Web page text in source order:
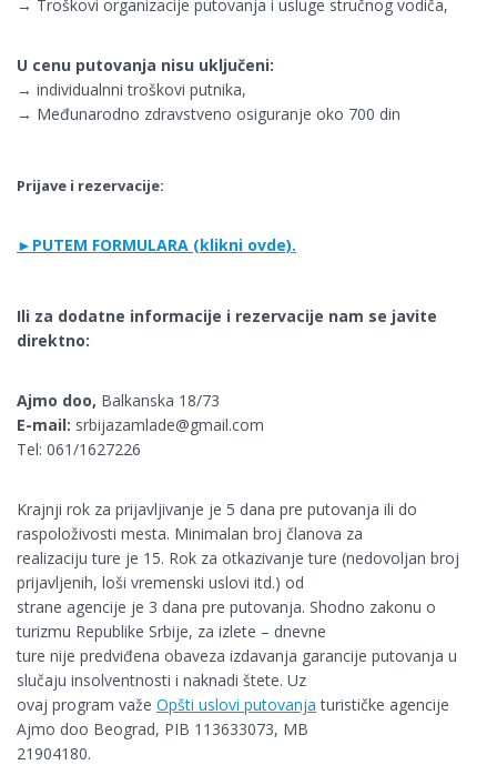
→ Troškovi organizacije putovanja i usluge stručnog vodiča,
U cenu putovanja nisu uključeni:
→ individualnni troškovi putnika,
→ Međunarodno zdravstveno osiguranje oko 700 din
Prijave i rezervacije:
►PUTEM FORMULARA (klikni ovde).
Ili za dodatne informacije i rezervacije nam se javite
direktno:
Ajmo doo, Balkanska 18/73
E-mail: srbijazamlade@gmail.com
Tel: 061/1627226
Krajnji rok za prijavljivanje je 5 dana pre putovanja ili do
raspoloživosti mesta. Minimalan broj članova za
realizaciju ture je 15. Rok za otkazivanje ture (nedovoljan broj
prijavljenih, loši vremenski uslovi itd.) od
strane agencije je 3 dana pre putovanja. Shodno zakonu o
turizmu Republike Srbije, za izlete – dnevne
ture nije predviđena obaveza izdavanja garancije putovanja u
slučaju insolventnosti i naknadi štete. Uz
ovaj program važe Opšti uslovi putovanja turističke agencije
Ajmo doo Beograd, PIB 113633073, MB
21904180.